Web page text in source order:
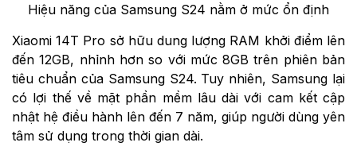
Hiệu năng của Samsung S24 nằm ở mức ổn định
Xiaomi 14T Pro sở hữu dung lượng RAM khởi điểm lên
đến 12GB, nhỉnh hơn so với mức 8GB trên phiên bản
tiêu chuẩn của Samsung S24. Tuy nhiên, Samsung lại
có lợi thế về mặt phần mềm lâu dài với cam kết cập
nhật hệ điều hành lên đến 7 năm, giúp người dùng yên
tâm sử dụng trong thời gian dài.